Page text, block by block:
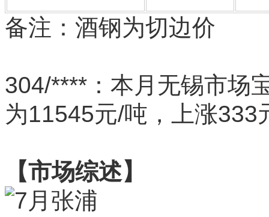
备注：酒钢为切边价
304/****：本月无锡市场
为11545元/吨，上涨
【市场综述】